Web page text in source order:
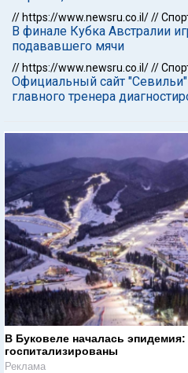
// https://www.newsru.co.il///
В финале Кубка Австралии
подававшего мячи
// https://www.newsru.co.il///
Официальный сайт "Севильи"
главного тренера
В Буковеле началась эпидемия:
госпитализированы
Реклама